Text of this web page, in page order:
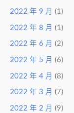
2022 年 9 月 (1)
2022 年 8 月 (1)
2022 年 6 月 (2)
2022 年 5 月 (6)
2022 年 4 月 (8)
2022 年 3 月 (7)
2022 年 2 月 (9)